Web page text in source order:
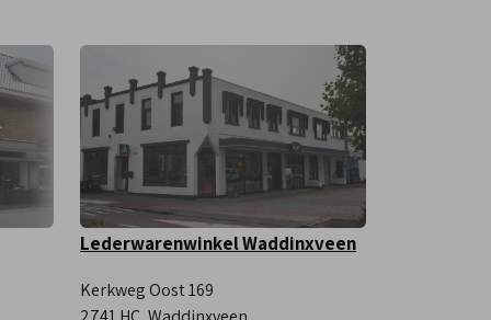
Lederwarenwinkel Waddinxveen
Kerkweg Oost 169